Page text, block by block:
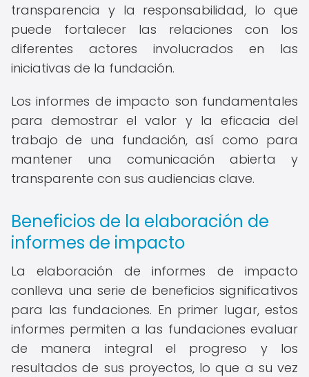
transparencia y la responsabilidad, lo que
puede fortalecer las relaciones con los
diferentes actores involucrados en las
iniciativas de la fundación.
Los informes de impacto son fundamentales
para demostrar el valor y la eficacia del
trabajo de una fundación, así como para
mantener una comunicación abierta y
transparente con sus audiencias clave.
Beneficios de la elaboración de
informes de impacto
La elaboración de informes de impacto
conlleva una serie de beneficios significativos
para las fundaciones. En primer lugar, estos
informes permiten a las fundaciones evaluar
de manera integral el progreso y los
resultados de sus proyectos, lo que a su vez